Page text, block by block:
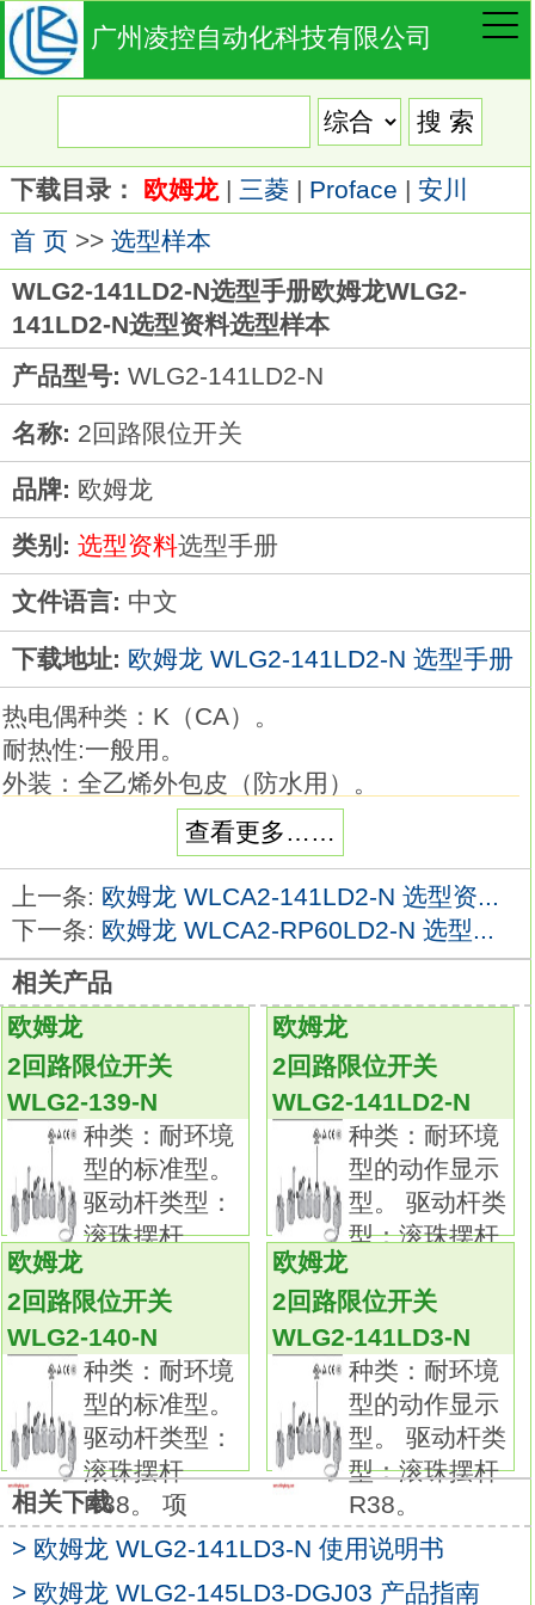
广州凌控自动化科技有限公司
下载目录： 欧姆龙| 三菱| Proface | 安川
首 页>> 选型样本
WLG2-141LD2-N选型手册欧姆龙WLG2-
141LD2-N选型资料选型样本
产品型号: WLG2-141LD2-N
名称: 2回路限位开关
品牌: 欧姆龙
类别: 选型资料选型手册
文件语言: 中文
下载地址: 欧姆龙 WLG2-141LD2-N 选型手册
热电偶种类：K（CA）。
耐热性:一般用。
外装：全乙烯外包皮（防水用）。
补偿导线长度：4 m。
品种丰富的高精度温度传感器系列。
在以往的M3螺钉对应品的基础上，
追加有助于降低配线工时的棒状端子对应品。
温度传感器是用作温控器的热感应部件。
可根据要测量的温度、场所、 周围环境选择。
备有种类、形状、 长度及端子部形状各异的产
品WLG2-141LD2-N
种类：一般型的动作显示型。
驱动杆类型：摆杆型，可调式棒式摆杆 25～
140mm。
指示灯：氖灯。
项目：高灵敏度型。
预行程（PT）：请下载目录查看。
一般型品种丰富。
可根据工件形状和动作选择各种驱动杆、
作业和维护都很方便的动作显示型、接插件型
等，
产品种类非常丰富。
耐环境型有6种耐环境型可供选择。
该系列包含高密闭型、高密封型、耐热型、耐
寒型、耐腐蚀型以及耐候性型。
请根据实际环境选用。
防溅型焊接场所的理想之选。
查看更多……
上一条: 欧姆龙 WLCA2-141LD2-N 选型资...
下一条: 欧姆龙 WLCA2-RP60LD2-N 选型...
相关产品
欧姆龙
2回路限位开关
WLG2-139-N
种类：耐环境
型的标准型。
驱动杆类型：
滚珠摆杆
欧姆龙
2回路限位开关
WLG2-141LD2-N
种类：耐环境
型的动作显示
型。 驱动杆类
型：滚珠摆杆
欧姆龙
2回路限位开关
WLG2-140-N
种类：耐环境
型的标准型。
驱动杆类型：
滚珠摆杆
R38。 项
欧姆龙
2回路限位开关
WLG2-141LD3-N
种类：耐环境
型的动作显示
型。 驱动杆类
型：滚珠摆杆
R38。
相关下载
> 欧姆龙 WLG2-141LD3-N 使用说明书
> 欧姆龙 WLG2-145LD3-DGJ03 产品指南